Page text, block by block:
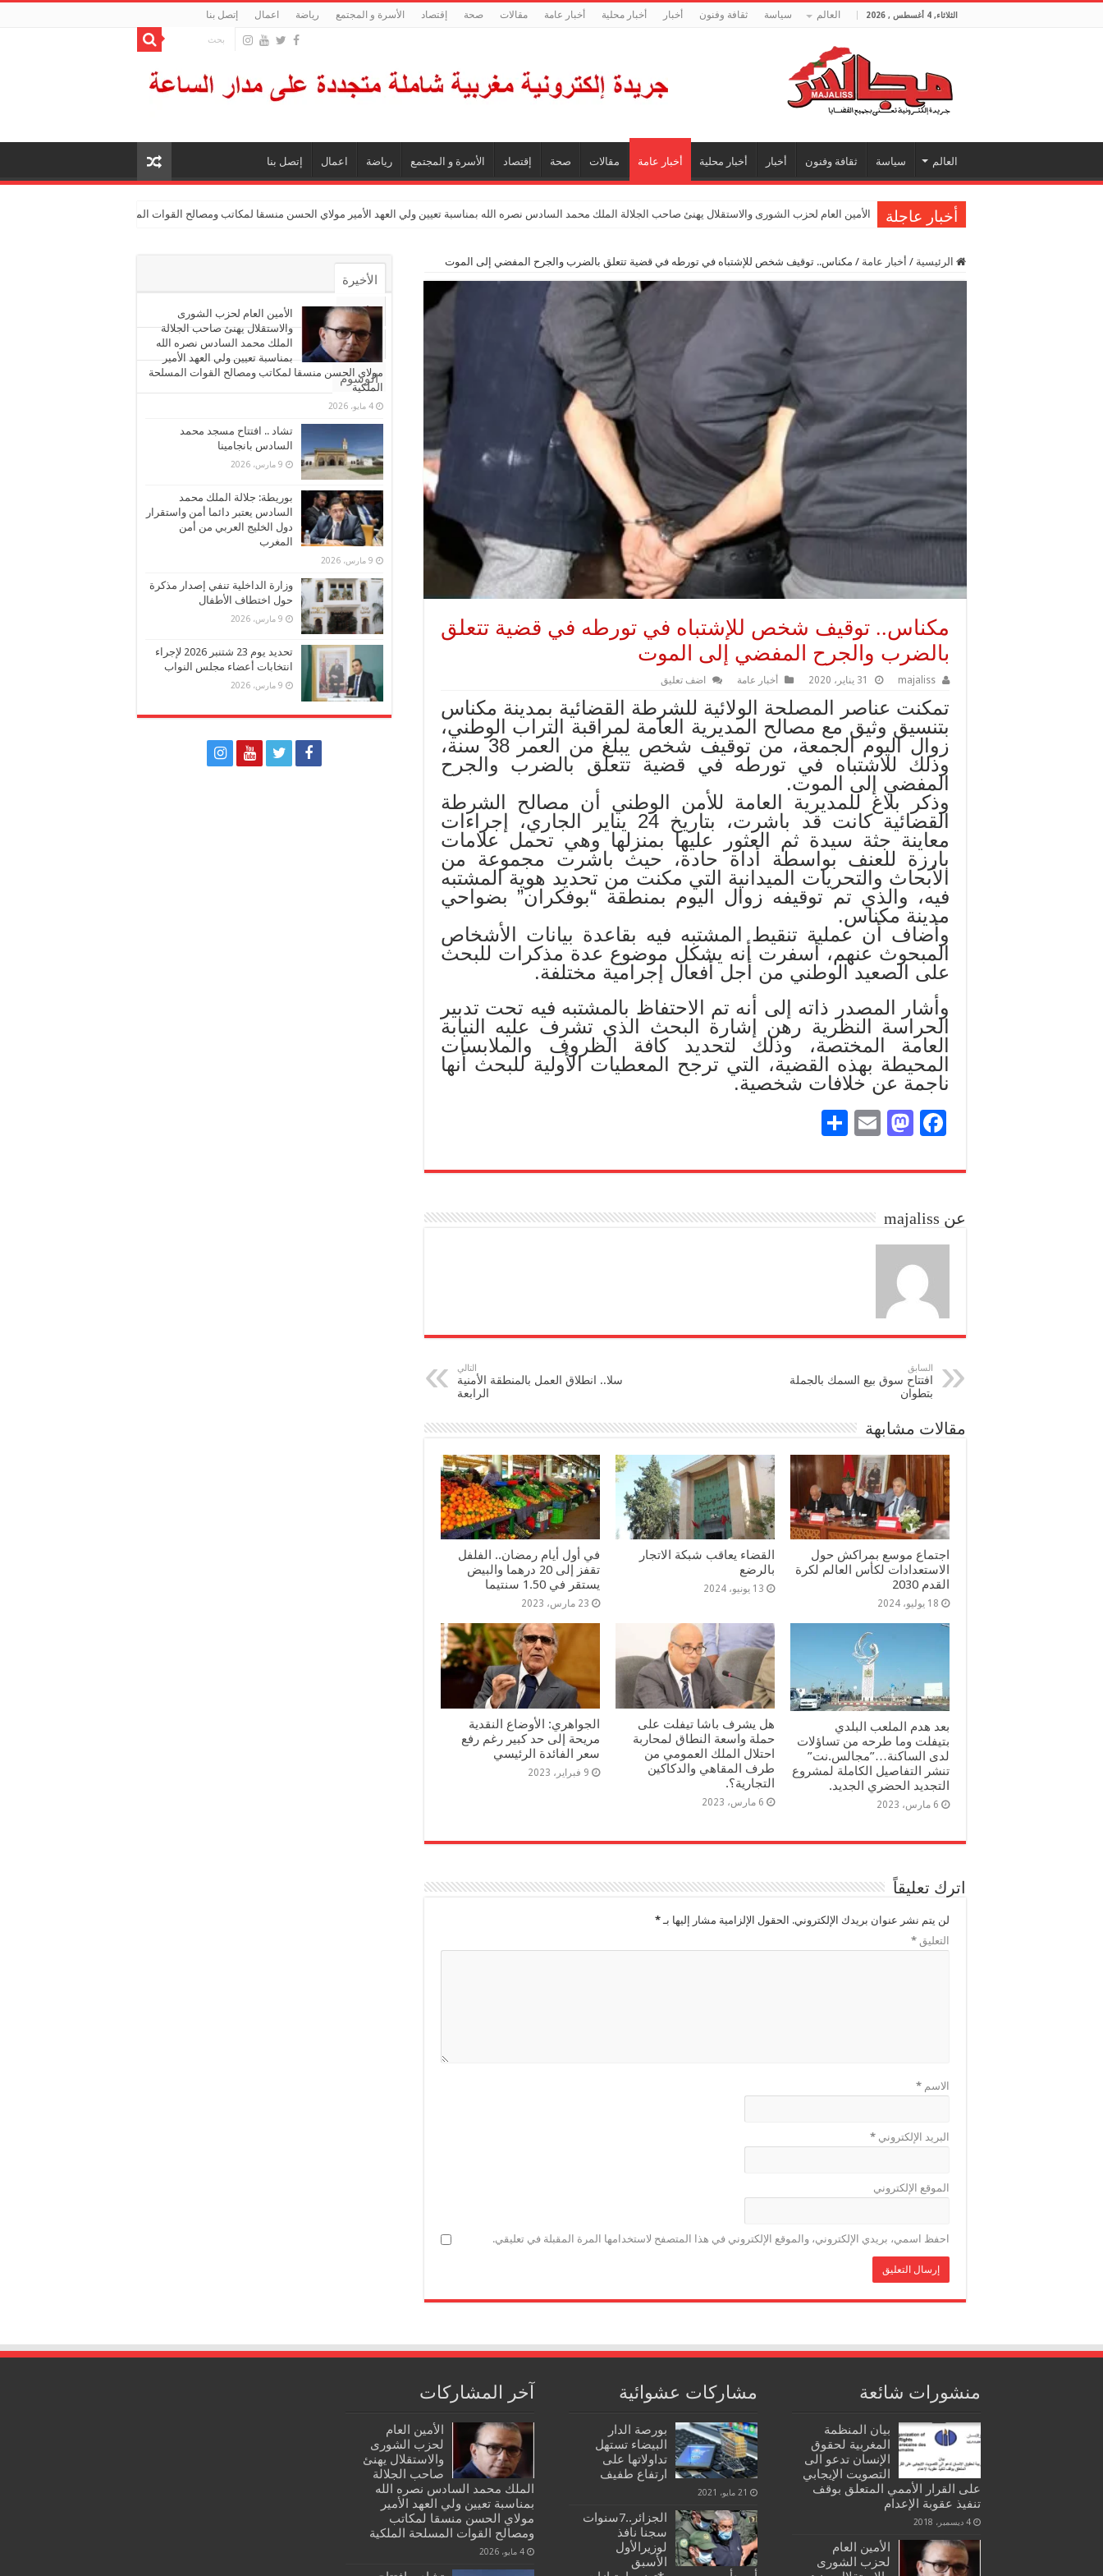
الثلاثاء, 4 أغسطس , 2026 العالم سياسة ثقافة وفنون أخبار أخبار محلية أخبار عامة مقالات صحة إقتصاد الأسرة و المجتمع رياضة اعمال إتصل بنا
العالم سياسة ثقافة وفنون أخبار أخبار محلية أخبار عامة مقالات صحة إقتصاد الأسرة و المجتمع رياضة اعمال إتصل بنا
أخبار عاجلة الأمين العام لحزب الشورى والاستقلال يهنئ صاحب الجلالة الملك محمد السادس نصره الله بمناسبة تعيين ولي العهد الأمير مولاي الحسن منسقا لمكاتب ومصالح القوات المسلحة الملكية
الرئيسية / أخبار عامة / مكناس.. توقيف شخص للإشتباه في تورطه في قضية تتعلق بالضرب والجرح المفضي إلى الموت
مكناس.. توقيف شخص للإشتباه في تورطه في قضية تتعلق
بالضرب والجرح المفضي إلى الموت
majaliss 31 يناير، 2020 أخبار عامة اضف تعليق
تمكنت عناصر المصلحة الولائية للشرطة القضائية بمدينة مكناس
بتنسيق وثيق مع مصالح المديرية العامة لمراقبة التراب الوطني،
زوال اليوم الجمعة، من توقيف شخص يبلغ من العمر 38 سنة،
وذلك للاشتباه في تورطه في قضية تتعلق بالضرب والجرح
المفضي إلى الموت.
وذكر بلاغ للمديرية العامة للأمن الوطني أن مصالح الشرطة
القضائية كانت قد باشرت، بتاريخ 24 يناير الجاري، إجراءات
معاينة جثة سيدة ثم العثور عليها بمنزلها وهي تحمل علامات
بارزة للعنف بواسطة أداة حادة، حيث باشرت مجموعة من
الأبحاث والتحريات الميدانية التي مكنت من تحديد هوية المشتبه
فيه، والذي تم توقيفه زوال اليوم بمنطقة “بوفكران” بضواحي
مدينة مكناس.
وأضاف أن عملية تنقيط المشتبه فيه بقاعدة بيانات الأشخاص
المبحوث عنهم، أسفرت أنه يشكل موضوع عدة مذكرات للبحث
على الصعيد الوطني من أجل أفعال إجرامية مختلفة.
وأشار المصدر ذاته إلى أنه تم الاحتفاظ بالمشتبه فيه تحت تدبير
الحراسة النظرية رهن إشارة البحث الذي تشرف عليه النيابة
العامة المختصة، وذلك لتحديد كافة الظروف والملابسات
المحيطة بهذه القضية، التي ترجح المعطيات الأولية للبحث أنها
ناجمة عن خلافات شخصية.
Fa
bo
M
to
n
E
ail
re
عن majaliss
السابق
افتتاح سوق بيع السمك بالجملة
بتطوان
التالي
سلا.. انطلاق العمل بالمنطقة الأمنية
الرابعة
مقالات مشابهة
اجتماع موسع بمراكش حول
الاستعدادات لكأس العالم لكرة
القدم 2030
18 يوليو، 2024
القضاء يعاقب شبكة الاتجار
بالرضع
13 يونيو، 2024
في أول أيام رمضان.. الفلفل
تقفز إلى 20 درهما والبيض
يستقر في 1.50 سنتيما
23 مارس، 2023
بعد هدم الملعب البلدي
بتيفلت وما طرحه من تساؤلات
لدى الساكنة…”مجالس.نت”
تنشر التفاصيل الكاملة لمشروع
التجديد الحضري الجديد.
6 مارس، 2023
هل يشرف باشا تيفلت على
حملة واسعة النطاق لمحاربة
احتلال الملك العمومي من
طرف المقاهي والدكاكين
التجارية؟.
6 مارس، 2023
الجواهري: الأوضاع النقدية
مريحة إلى حد كبير رغم رفع
سعر الفائدة الرئيسي
9 فبراير، 2023
اترك تعليقاً
لن يتم نشر عنوان بريدك الإلكتروني. الحقول الإلزامية مشار إليها بـ*
التعليق *
الاسم *
البريد الإلكتروني *
الموقع الإلكتروني
احفظ اسمي، بريدي الإلكتروني، والموقع الإلكتروني في هذا المتصفح لاستخدامها المرة المقبلة في تعليقي.
الأخيرة
الأشهر
تعليقات
الوسوم
الأمين العام لحزب الشورى
والاستقلال يهنئ صاحب الجلالة
الملك محمد السادس نصره الله
بمناسبة تعيين ولي العهد الأمير
مولاي الحسن منسقا لمكاتب ومصالح القوات المسلحة
الملكية
4 مايو، 2026
تشاد .. افتتاح مسجد محمد
السادس بانجامينا
9 مارس، 2026
بوريطة: جلالة الملك محمد
السادس يعتبر دائما أمن واستقرار
دول الخليج العربي من أمن
المغرب
9 مارس، 2026
وزارة الداخلية تنفي إصدار مذكرة
حول اختطاف الأطفال
9 مارس، 2026
تحديد يوم 23 شتنبر 2026 لإجراء
انتخابات أعضاء مجلس النواب
9 مارس، 2026
منشورات شائعة
بيان المنظمة
المغربية لحقوق
الإنسان تدعو الى
التصويت الإيجابي
على القرار الأممي المتعلق بوقف
تنفيذ عقوبة الإعدام
4 ديسمبر، 2018
الأمين العام
لحزب الشورى
مشاركات عشوائية
بورصة الدار
البيضاء تستهل
تداولاتها على
ارتفاع طفيف
21 مايو، 2021
الجزائر..7سنوات
سجنا نافذ
لوزيرالأول
الأسبق
آخر المشاركات
الأمين العام
لحزب الشورى
والاستقلال يهنئ
صاحب الجلالة
الملك محمد السادس نصره الله
بمناسبة تعيين ولي العهد الأمير
مولاي الحسن منسقا لمكاتب
ومصالح القوات المسلحة الملكية
4 مايو، 2026